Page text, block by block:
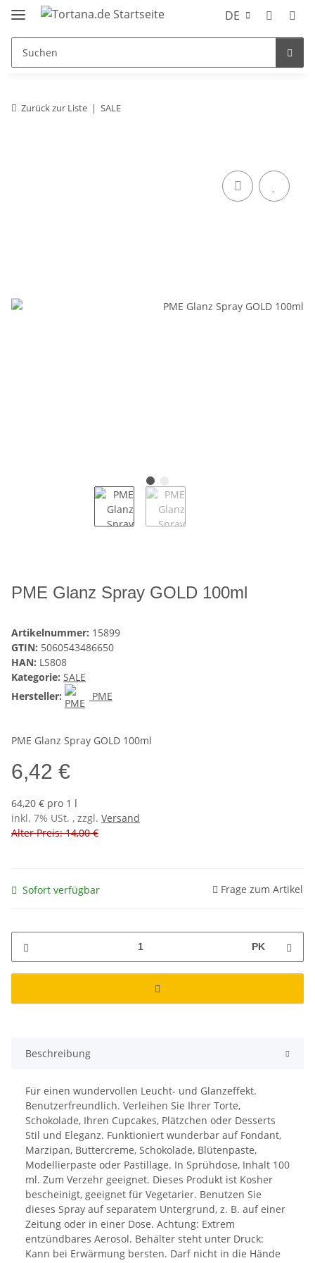
DE
Zurück zur Liste SALE
PME Glanz Spray GOLD 100ml
Artikelnummer: 15899
GTIN: 5060543486650
HAN: LS808
Kategorie: SALE
Hersteller:
PME
PME Glanz Spray GOLD 100ml
6,42 €
64,20 € pro 1 l
inkl. 7% USt. , zzgl. Versand
Alter Preis: 14,00 €
Sofort verfügbar Frage zum Artikel
PK
Beschreibung
Für einen wundervollen Leucht- und Glanzeffekt.
Benutzerfreundlich. Verleihen Sie Ihrer Torte,
Schokolade, Ihren Cupcakes, Plätzchen oder Desserts
Stil und Eleganz. Funktioniert wunderbar auf Fondant,
Marzipan, Buttercreme, Schokolade, Blütenpaste,
Modellierpaste oder Pastillage. In Sprühdose, Inhalt 100
ml. Zum Verzehr geeignet. Dieses Produkt ist Kosher
bescheinigt, geeignet für Vegetarier. Benutzen Sie
dieses Spray auf separatem Untergrund, z. B. auf einer
Zeitung oder in einer Dose. Achtung: Extrem
entzündbares Aerosol. Behälter steht unter Druck:
Kann bei Erwärmung bersten. Darf nicht in die Hände